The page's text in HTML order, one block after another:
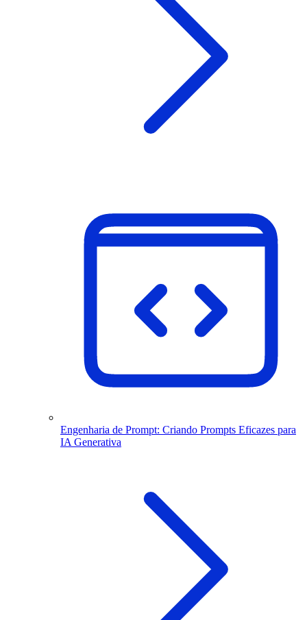
Engenharia de Prompt: Criando Prompts Eficazes para
IA Generativa